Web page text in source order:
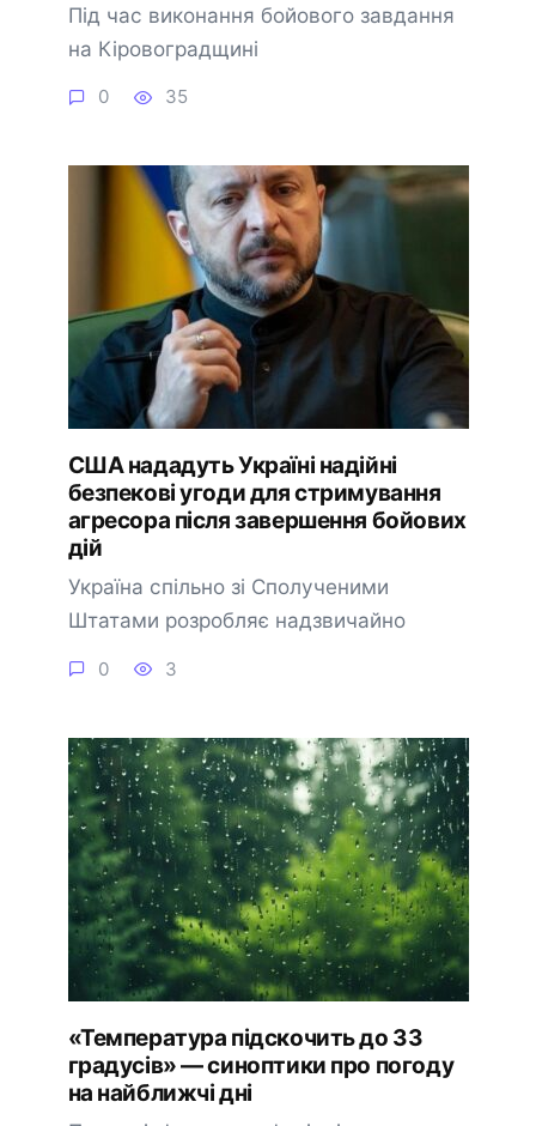
Під час виконання бойового завдання
на Кіровоградщині
0 35
США нададуть Україні надійні
безпекові угоди для стримування
агресора після завершення бойових
дій
Україна спільно зі Сполученими
Штатами розробляє надзвичайно
0 3
«Температура підскочить до 33
градусів» — синоптики про погоду
на найближчі дні